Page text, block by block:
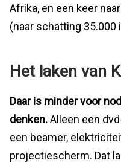
Afrika, en een keer
(naar schatting 35.000
Het laken van
Daar is minder voor
denken.Alleen een
een beamer,
projectiescherm. Dat